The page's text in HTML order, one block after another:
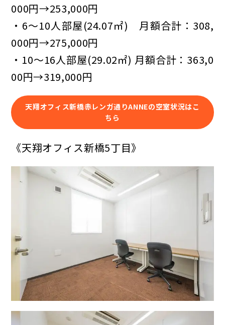
000円→253,000円
・6～10人部屋(24.07㎡) 月額合計：308,
000円→275,000円
・10～16人部屋(29.02㎡) 月額合計：363,0
00円→319,000円
天翔オフィス新橋赤レンガ通りANNEの空室状況はこ
ちら
《天翔オフィス新橋5丁目》